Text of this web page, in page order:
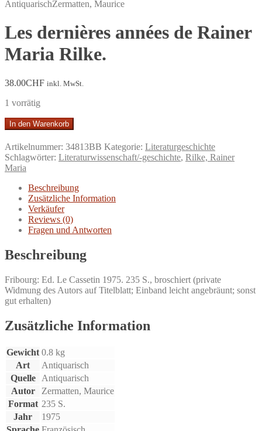
AntiquarischZermatten, Maurice
Les dernières années de Rainer
Maria Rilke.
38.00CHF inkl. MwSt.
1 vorrätig
Les
dernières
années
de
Rainer
Maria
Rilke.
Menge
In den Warenkorb
Artikelnummer: 34813BB Kategorie: Literaturgeschichte
Schlagwörter: Literaturwissenschaft/-geschichte, Rilke, Rainer
Maria
Beschreibung
Zusätzliche Information
Verkäufer
Reviews (0)
Fragen und Antworten
Beschreibung
Fribourg: Ed. Le Cassetin 1975. 235 S., broschiert (private
Widmung des Autors auf Titelblatt; Einband leicht angebräunt; sonst
gut erhalten)
Zusätzliche Information
Gewicht 0.8 kg
Art
Antiquarisch
Quelle
Antiquarisch
Autor
Zermatten, Maurice
Format 235 S.
Jahr
1975